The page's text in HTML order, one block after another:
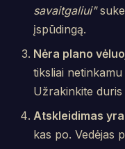
savaitgaliui"
įspūdingą.
Nėra plano
tiksliai
Užrakinkite
Atskleidimas
kas po. Vedėjas